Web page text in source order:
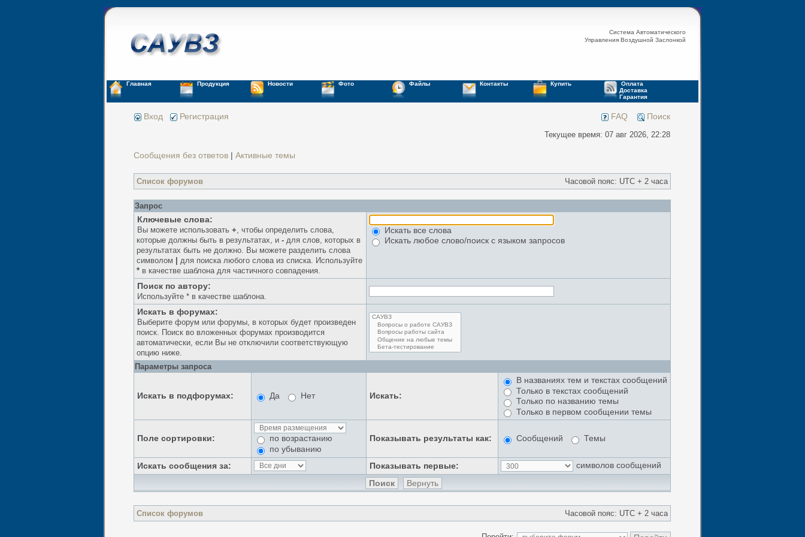
Система Автоматического
Управления Воздушной Заслонкой
Главная Продукция Новости Фото Файлы Контакты Купить
Оплата
Доставка
Гарантия
Вход Регистрация FAQ Поиск
Текущее время: 07 авг 2026, 22:28
Сообщения без ответов |Активные темы
Список форумов Часовой пояс: UTC + 2 часа
Запрос
Ключевые слова:
Вы можете использовать+, чтобы определить слова,
которые должны быть в результатах, и- для слов, которых в
результатах быть не должно. Вы можете разделить слова
символом
для поиска любого слова из списка. Используйте
* в качестве шаблона для частичного совпадения.
Искать все слова
Искать любое слово/поиск с языком запросов
Поиск по автору:
Используйте * в качестве шаблона.
Искать в форумах:
Выберите форум или форумы, в которых будет произведен
поиск. Поиск во вложенных форумах производится
автоматически, если Вы не отключили соответствующую
опцию ниже.
Параметры запроса
Искать в подфорумах: Да Нет Искать:
В названиях тем и текстах сообщений
Только в текстах сообщений
Только по названию темы
Только в первом сообщении темы
Поле сортировки:
по возрастанию
по убыванию
Показывать результаты как: Сообщений Темы
Искать сообщения за: Показывать первые: символов сообщений
Список форумов Часовой пояс: UTC + 2 часа